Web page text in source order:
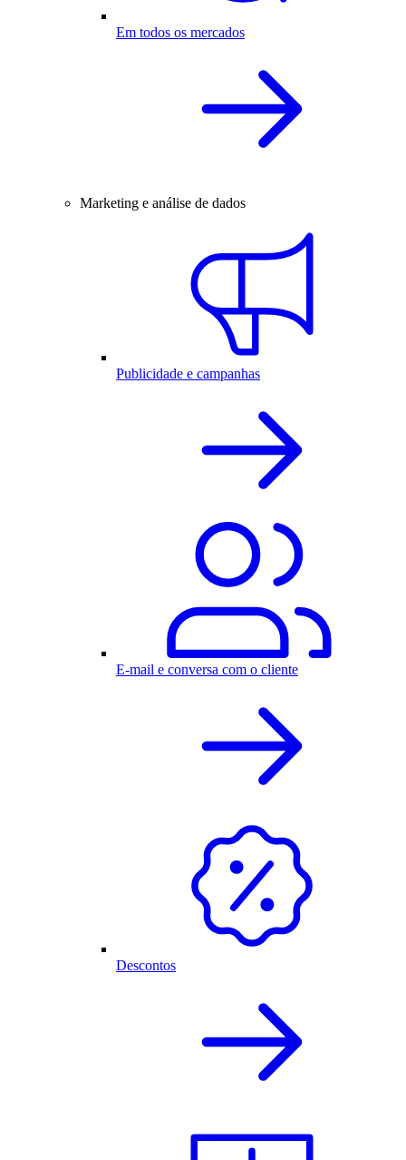
Em todos os mercados
Marketing e análise de dados
Publicidade e campanhas
E-mail e conversa com o cliente
Descontos